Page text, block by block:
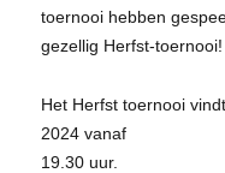
toernooi hebben
gezellig Herfst-toernooi!
Het Herfst toernooi
2024 vanaf
19.30 uur.